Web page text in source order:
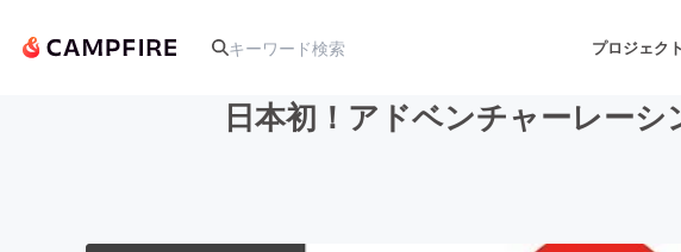
プロジェク
日本初！アドベンチャーレー